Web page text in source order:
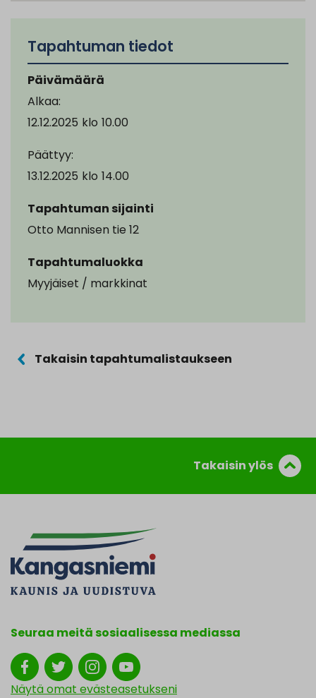
Tapahtuman tiedot
Päivämäärä
Alkaa:
12.12.2025 klo 10.00
Päättyy:
13.12.2025 klo 14.00
Tapahtuman sijainti
Otto Mannisen tie 12
Tapahtumaluokka
Myyjäiset / markkinat
Takaisin tapahtumalistaukseen
Takaisin ylös
Seuraa meitä sosiaalisessa mediassa
Näytä omat evästeasetukseni